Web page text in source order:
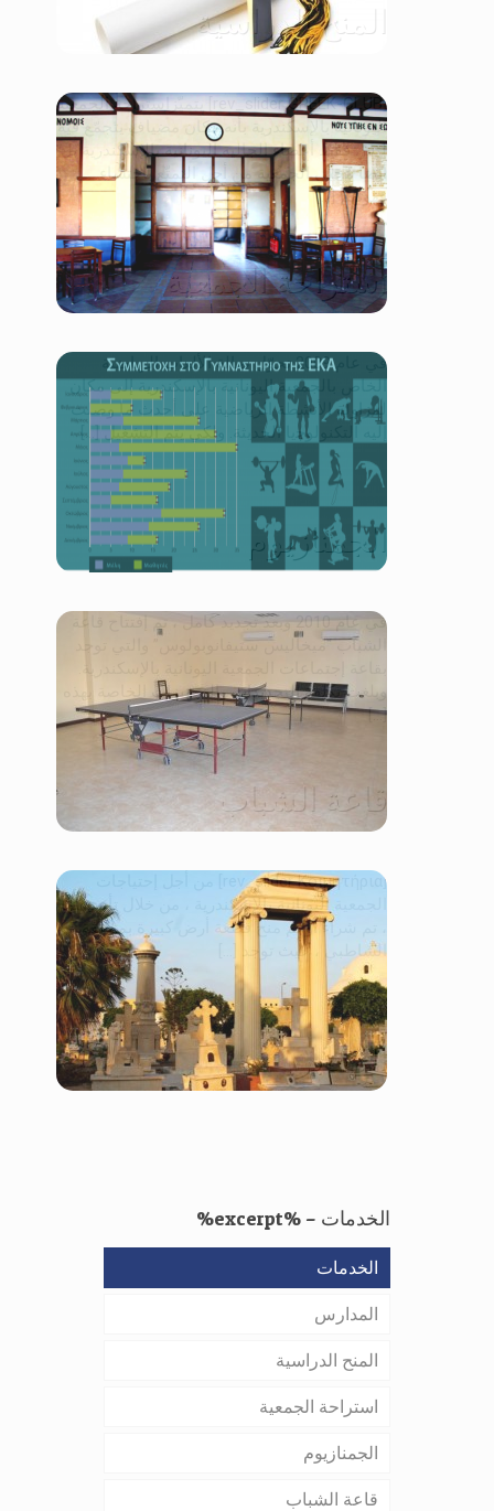
المنح الدراسية
استراحة الجمعية
[rev_slider GREEK-CLUB] يتميّزاستراحة الجمعية
اليونانية بالإسكندرية بأنه مكان مضياف يتجمّع فيه
ليس فقط أعضاء الجالية اليونانية بالإسكندرية بل
أيضاً مُحبِّي الجمعية من أجل التمتّع باحتساء
قهوتهم […]
الجمنازيوم
في عام 2009 تحوّل صالة الألعاب الرياضية
الخاص بالجمعية اليونانية بالإسكندرية إلى مكان
لمزاولة الأنشطة الرياضية على أحدث ما وصلت
إليه التكنولوﭼيا الحديثة. ولكي يتم التشغيل [...]
قاعة الشباب
في عام 2010 وبعد تجديد كامل ، تم إفتتاح قاعة
الشباب “ميخاليس ستيفانوبولوس” والتي توجد
وبلغت تكلفة التجديدات والتجهيزات الخاصة بهذه
[…]
المقابر
الجمعية اليونانية بالإسكندرية ، من خلال تأسيسها
، تم شراء أو تم منح قطعة أرض كبيرة بمنطقة
الشاطبي ، حيث توجد […]
الخدمات – %excerpt%
الخدمات
المدارس
المنح الدراسية
استراحة الجمعية
الجمنازيوم
قاعة الشباب